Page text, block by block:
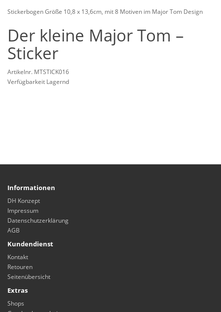
Stickerbogen Größe 10,8 x 13,6cm, mit 8 Motiven im Major Tom Design
Der kleine Major Tom –
Sticker
Artikelnr. MTSTICK016
Verfügbarkeit Lagernd
Informationen
DH Konzept
Impressum
Datenschutzerklärung
AGB
Kundendienst
Kontakt
Retouren
Seitenübersicht
Extras
Shops